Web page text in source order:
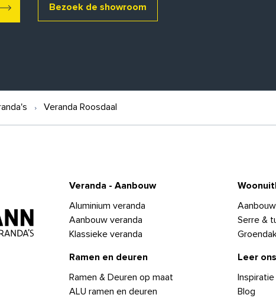
Bezoek de showroom
Veranda Roosdaal
Veranda - Aanbouw
Aluminium veranda
Aanbouw veranda
Klassieke veranda
Ramen en deuren
Ramen & Deuren op maat
ALU ramen en deuren
Serre &
Leer
Inspiratie
Blog